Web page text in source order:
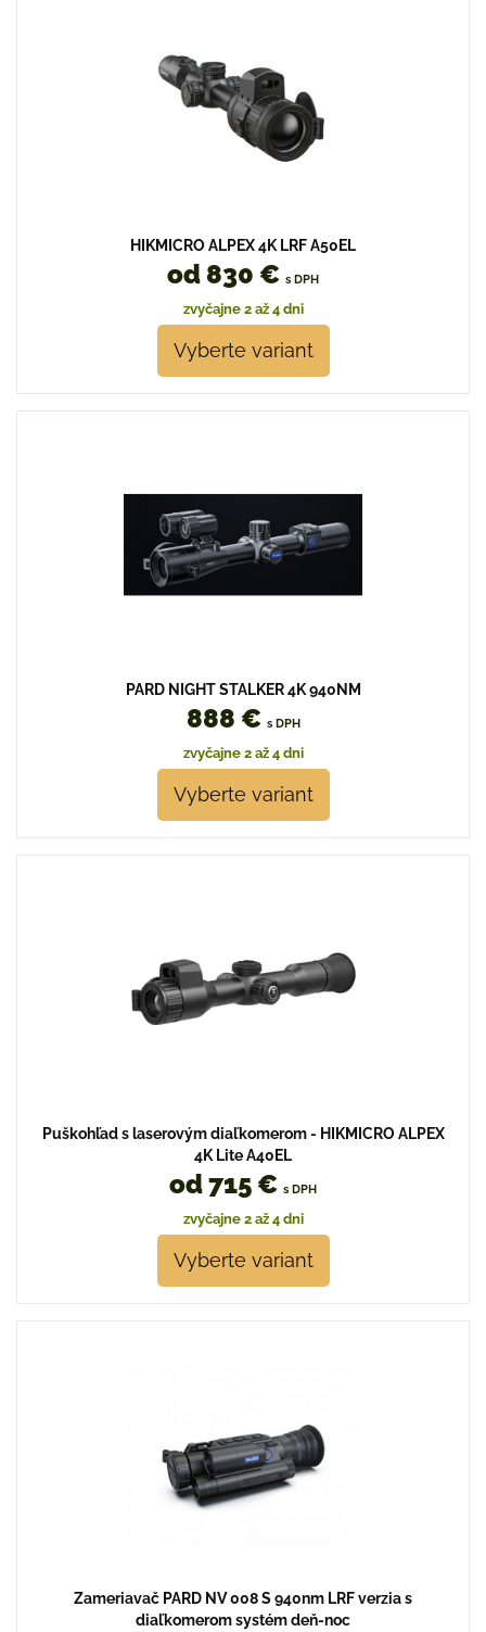
HIKMICRO ALPEX 4K LRF A50EL
od 830 € s DPH
zvyčajne 2 až 4 dni
Vyberte variant
PARD NIGHT STALKER 4K 940NM
888 € s DPH
zvyčajne 2 až 4 dni
Vyberte variant
Puškohľad s laserovým diaľkomerom - HIKMICRO ALPEX
4K Lite A40EL
od 715 € s DPH
zvyčajne 2 až 4 dni
Vyberte variant
Zameriavač PARD NV 008 S 940nm LRF verzia s
diaľkomerom systém deň-noc